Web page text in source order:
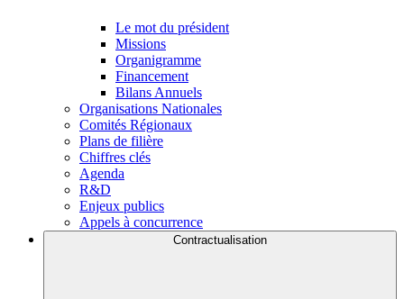
Le mot du président
Missions
Organigramme
Financement
Bilans Annuels
Organisations Nationales
Comités Régionaux
Plans de filière
Chiffres clés
Agenda
R&D
Enjeux publics
Appels à concurrence
Contractualisation